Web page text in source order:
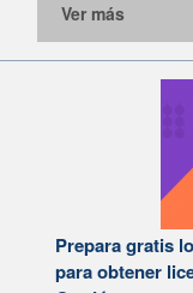
Ver más
Prepara gratis
para obtener